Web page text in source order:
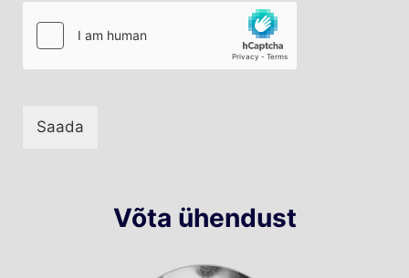
Saada
Võta ühendust